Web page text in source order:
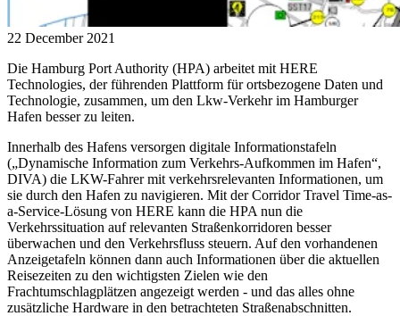
22 December 2021
Die Hamburg Port Authority (HPA) arbeitet mit HERE
Technologies, der führenden Plattform für ortsbezogene Daten und
Technologie, zusammen, um den Lkw-Verkehr im Hamburger
Hafen besser zu leiten.
Innerhalb des Hafens versorgen digitale Informationstafeln
(„Dynamische Information zum Verkehrs-Aufkommen im Hafen“,
DIVA) die LKW-Fahrer mit verkehrsrelevanten Informationen, um
sie durch den Hafen zu navigieren. Mit der Corridor Travel Time-as-
a-Service-Lösung von HERE kann die HPA nun die
Verkehrssituation auf relevanten Straßenkorridoren besser
überwachen und den Verkehrsfluss steuern. Auf den vorhandenen
Anzeigetafeln können dann auch Informationen über die aktuellen
Reisezeiten zu den wichtigsten Zielen wie den
Frachtumschlagplätzen angezeigt werden - und das alles ohne
zusätzliche Hardware in den betrachteten Straßenabschnitten.